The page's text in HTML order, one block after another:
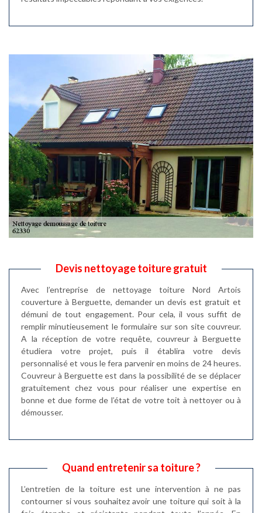
Devis nettoyage toiture gratuit
Avec l’entreprise de nettoyage toiture Nord Artois
couverture à Berguette, demander un devis est gratuit et
démuni de tout engagement. Pour cela, il vous suffit de
remplir minutieusement le formulaire sur son site couvreur.
A la réception de votre requête, couvreur à Berguette
étudiera votre projet, puis il établira votre devis
personnalisé et vous le fera parvenir en moins de 24 heures.
Couvreur à Berguette est dans la possibilité de se déplacer
gratuitement chez vous pour réaliser une expertise en
bonne et due forme de l’état de votre toit à nettoyer ou à
démousser.
Quand entretenir sa toiture ?
L’entretien de la toiture est une intervention à ne pas
contourner si vous souhaitez avoir une toiture qui soit à la